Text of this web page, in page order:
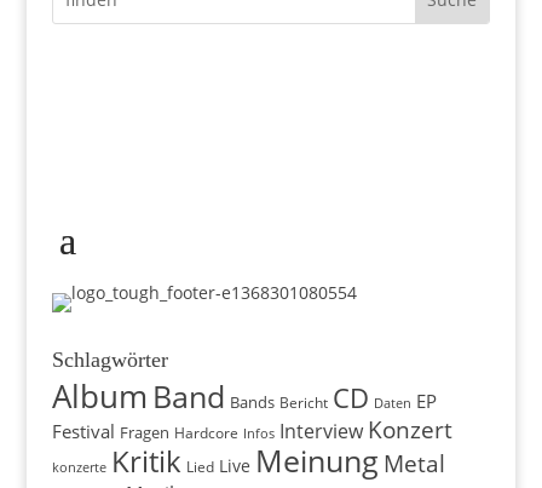
Schlagwörter
Album Band Bands Bericht CD Daten EP
Festival Fragen Hardcore Infos Interview Konzert
konzerte Kritik Lied Live Meinung Metal